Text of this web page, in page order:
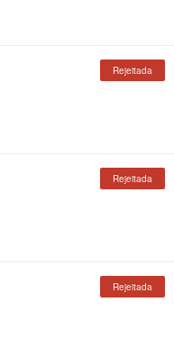
Rejeitada
Rejeitada
Rejeitada